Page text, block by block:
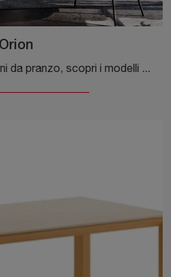
Orion
Se desideri tavoli moderni da pranzo, scopri i modelli allungabili di Connubia: clicca e scopri il modello Orion in ceramica.